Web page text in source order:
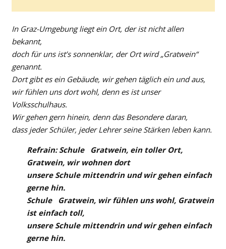
In Graz-Umgebung liegt ein Ort, der ist nicht allen
bekannt,
doch für uns ist’s sonnenklar, der Ort wird „Gratwein“
genannt.
Dort gibt es ein Gebäude, wir gehen täglich ein und aus,
wir fühlen uns dort wohl, denn es ist unser
Volksschulhaus.
Wir gehen gern hinein, denn das Besondere daran,
dass jeder Schüler, jeder Lehrer seine Stärken leben kann.
Refrain: Schule Gratwein, ein toller Ort,
Gratwein, wir wohnen dort
unsere Schule mittendrin und wir gehen einfach
gerne hin.
Schule Gratwein, wir fühlen uns wohl, Gratwein
ist einfach toll,
unsere Schule mittendrin und wir gehen einfach
gerne hin.